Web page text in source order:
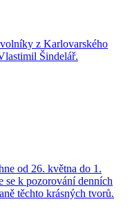
z Karlovarského
Šindelář.
od 26. května do 1.
se k pozorování denních
těchto krásných tvorů.